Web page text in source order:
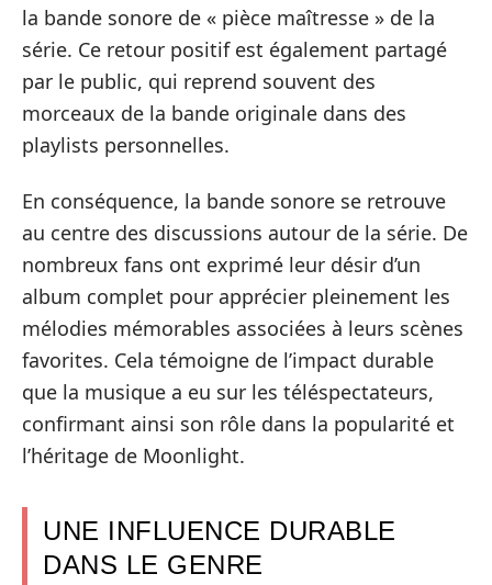
la bande sonore de « pièce maîtresse » de la
série. Ce retour positif est également partagé
par le public, qui reprend souvent des
morceaux de la bande originale dans des
playlists personnelles.
En conséquence, la bande sonore se retrouve
au centre des discussions autour de la série. De
nombreux fans ont exprimé leur désir d’un
album complet pour apprécier pleinement les
mélodies mémorables associées à leurs scènes
favorites. Cela témoigne de l’impact durable
que la musique a eu sur les téléspectateurs,
confirmant ainsi son rôle dans la popularité et
l’héritage de Moonlight.
UNE INFLUENCE DURABLE
DANS LE GENRE